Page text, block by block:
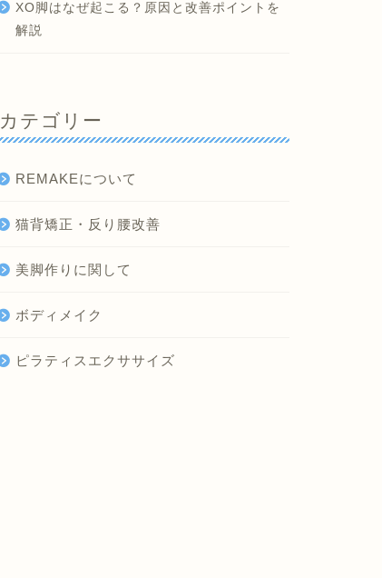
XO脚はなぜ起こる？原因と改善ポイントを
解説
カテゴリー
REMAKEについて
猫背矯正・反り腰改善
美脚作りに関して
ボディメイク
ピラティスエクササイズ